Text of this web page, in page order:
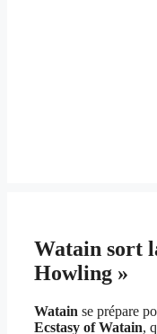
Watain sort
Howling »
Watain se prépare
Ecstasy of Watain,